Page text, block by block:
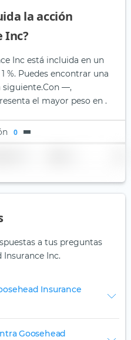
la acción
Inc?
Inc está incluida en un
%. Puedes encontrar una
siguiente.Con —,
el mayor peso en .
0
a tus preguntas
Insurance Inc.
Insurance
Goosehead